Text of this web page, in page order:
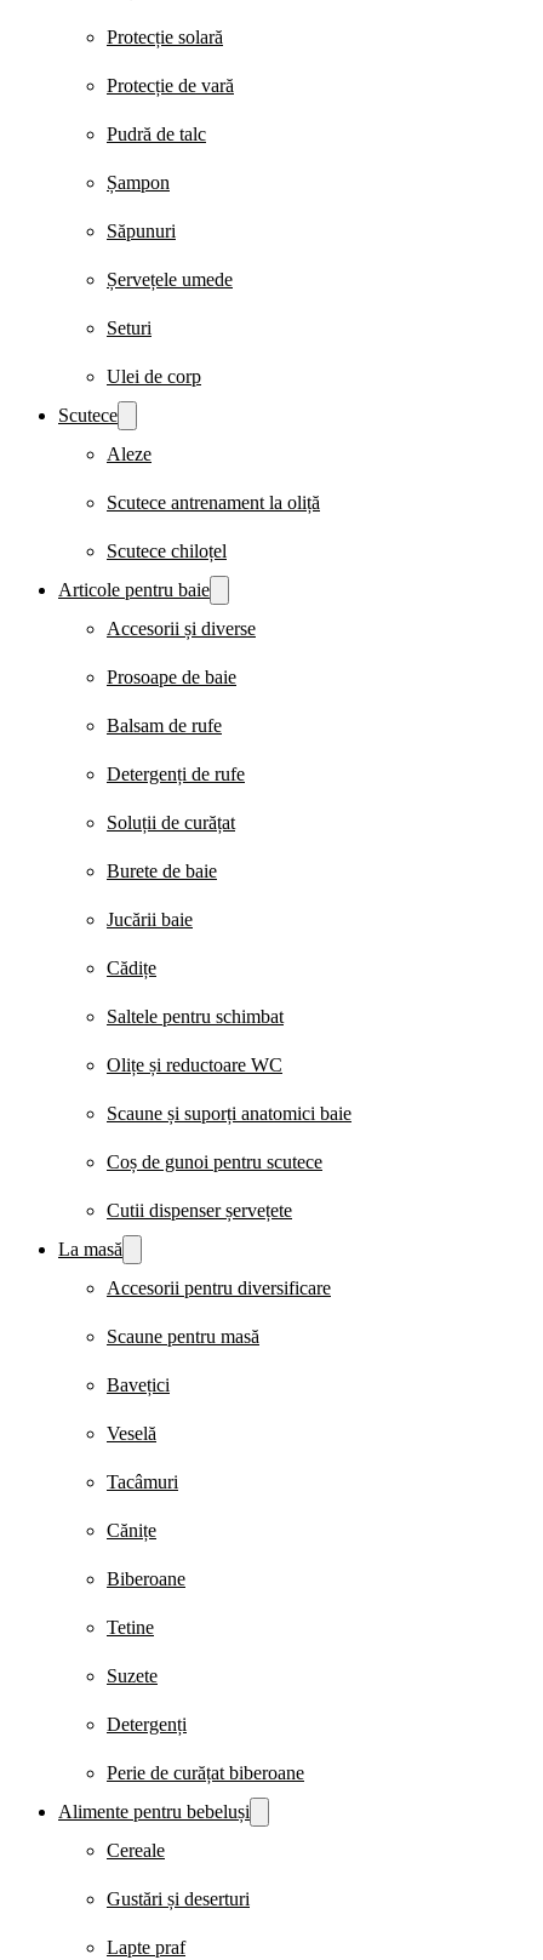
Protecție solară
Protecție de vară
Pudră de talc
Șampon
Săpunuri
Șervețele umede
Seturi
Ulei de corp
Scutece
Aleze
Scutece antrenament la oliță
Scutece chiloțel
Articole pentru baie
Accesorii și diverse
Prosoape de baie
Balsam de rufe
Detergenți de rufe
Soluții de curățat
Burete de baie
Jucării baie
Cădițe
Saltele pentru schimbat
Olițe și reductoare WC
Scaune și suporți anatomici baie
Coș de gunoi pentru scutece
Cutii dispenser șervețete
La masă
Accesorii pentru diversificare
Scaune pentru masă
Bavețici
Veselă
Tacâmuri
Cănițe
Biberoane
Tetine
Suzete
Detergenți
Perie de curățat biberoane
Alimente pentru bebeluși
Cereale
Gustări și deserturi
Lapte praf